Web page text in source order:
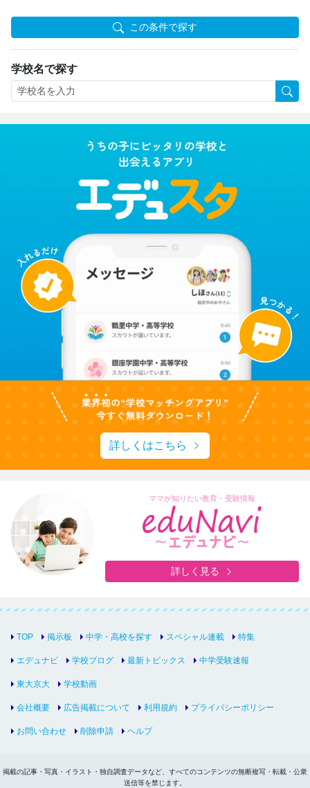
この条件で探す
学校名で探す
詳しくはこちら
ママが知りたい教育・受験情報
詳しく見る
TOP 掲示板 中学・高校を探す スペシャル連載 特集
エデュナビ 学校ブログ 最新トピックス 中学受験速報
東大京大 学校動画
会社概要 広告掲載について 利用規約 プライバシーポリシー
お問い合わせ 削除申請 ヘルプ
掲載の記事・写真・イラスト・独自調査データなど、すべてのコンテンツの無断複写・転載・公衆
送信等を禁じます。